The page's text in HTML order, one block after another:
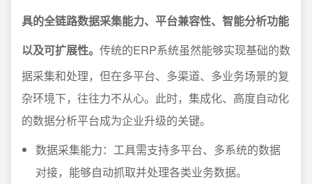
具的全链路数据采集能力、平台兼容性、智能分析功能
以及可扩展性。 传统的ERP系统虽然能够实现基础的数
据采集和处理，但在多平台、多渠道、多业务场景的复
杂环境下，往往力不从心。此时，集成化、高度自动化
的数据分析平台成为企业升级的关键。
数据采集能力：工具需支持多平台、多系统的数据
对接，能够自动抓取并处理各类业务数据。